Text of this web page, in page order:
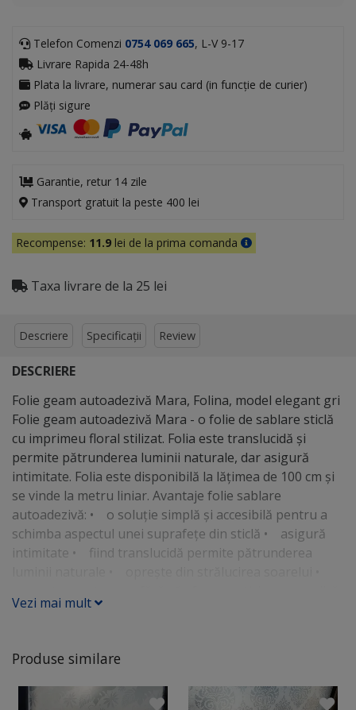
Telefon Comenzi 0754 069 665, L-V 9-17
Livrare Rapida 24-48h
Plata la livrare, numerar sau card (in funcție de curier)
Plăți sigure
Garantie, retur 14 zile
Transport gratuit la peste 400 lei
Recompense: 11.9 lei de la prima comanda
Taxa livrare de la 25 lei
Descriere Specificații Review
DESCRIERE
Folie geam autoadezivă Mara, Folina, model elegant gri
Folie geam autoadezivă Mara - o folie de sablare sticlă
cu imprimeu floral stilizat. Folia este translucidă şi
permite pătrunderea luminii naturale, dar asigură
intimitate. Folia este disponibilă la lăţimea de 100 cm şi
se vinde la metru liniar. Avantaje folie sablare
autoadezivă: • o soluţie simplă şi accesibilă pentru a
schimba aspectul unei suprafeţe din sticlă • asigură
intimitate • fiind translucidă permite pătrunderea
cu apă şi folosind o racletă • dacă se aplică în spaţii cu
sigilarea marginilor cu un strat subţire de silicon
transparent • se taie uşor cu un foarfece sau cutter la
dimensiunea geamului • se poate aplica pe diferite
Vezi mai mult
Produse similare